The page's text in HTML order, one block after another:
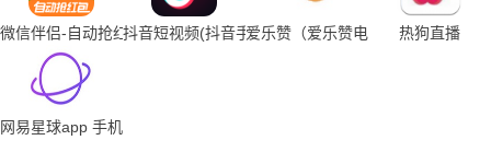
微信伴侣-自动抢红包抖音短视频(抖音手机下载)爱乐赞（爱乐赞电脑手机下载）
热狗直播
网易星球app 手机下载